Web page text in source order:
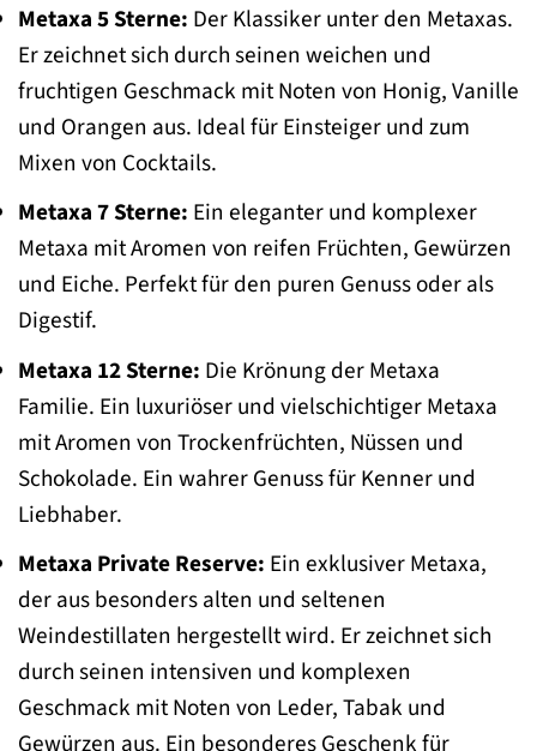
Metaxa 5 Sterne: Der Klassiker unter den Metaxas.
Er zeichnet sich durch seinen weichen und
fruchtigen Geschmack mit Noten von Honig, Vanille
und Orangen aus. Ideal für Einsteiger und zum
Mixen von Cocktails.
Metaxa 7 Sterne: Ein eleganter und komplexer
Metaxa mit Aromen von reifen Früchten, Gewürzen
und Eiche. Perfekt für den puren Genuss oder als
Digestif.
Metaxa 12 Sterne: Die Krönung der Metaxa
Familie. Ein luxuriöser und vielschichtiger Metaxa
mit Aromen von Trockenfrüchten, Nüssen und
Schokolade. Ein wahrer Genuss für Kenner und
Liebhaber.
Metaxa Private Reserve: Ein exklusiver Metaxa,
der aus besonders alten und seltenen
Weindestillaten hergestellt wird. Er zeichnet sich
durch seinen intensiven und komplexen
Geschmack mit Noten von Leder, Tabak und
Gewürzen aus. Ein besonderes Geschenk für